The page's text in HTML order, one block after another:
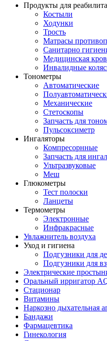
Продукты для
Костыли
Ходунки
Трость
Матрасы
Санитарно
Медицинская
Инвалидные
Тонометры
Автоматические
Механические
Стетоскопы
Запчасть для
Пульсоксиметр
Ингаляторы
Компресорнные
Запчасть для
Ультразвуковые
Меш
Глюкометры
Тест полоски
Ланцеты
Термометры
Электронные
Инфракрасные
Увлажнитель воздуха
Уход и гигиена
Подгузники для
Подгузники для
Электрические
Оральный ирригатор
Стационар
Витамины
Наркозно дыхательная
Бандажи
Фармацевтика
Гинекология